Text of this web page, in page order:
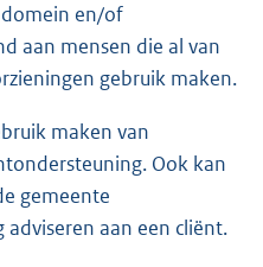
en/of
aan mensen die al van
gebruik maken.
maken van
Ook kan
gemeente
aan een cliënt.